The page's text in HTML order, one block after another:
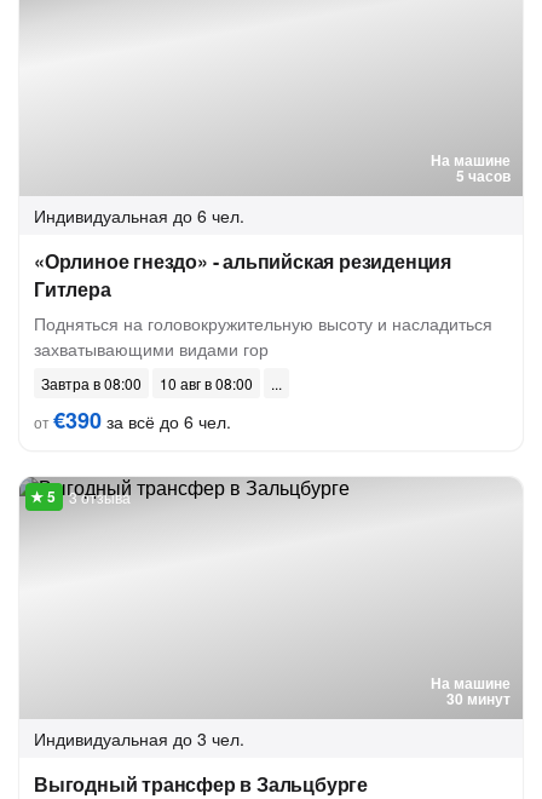
На машине
5 часов
Индивидуальная до 6 чел.
«Орлиное гнездо» - альпийская резиденция
Гитлера
Подняться на головокружительную высоту и насладиться
захватывающими видами гор
Завтра в 08:00
10 авг в 08:00
от€390 за всё до 6 чел.
На машине
30 минут
3 отзыва
Индивидуальная до 3 чел.
Выгодный трансфер в Зальцбурге